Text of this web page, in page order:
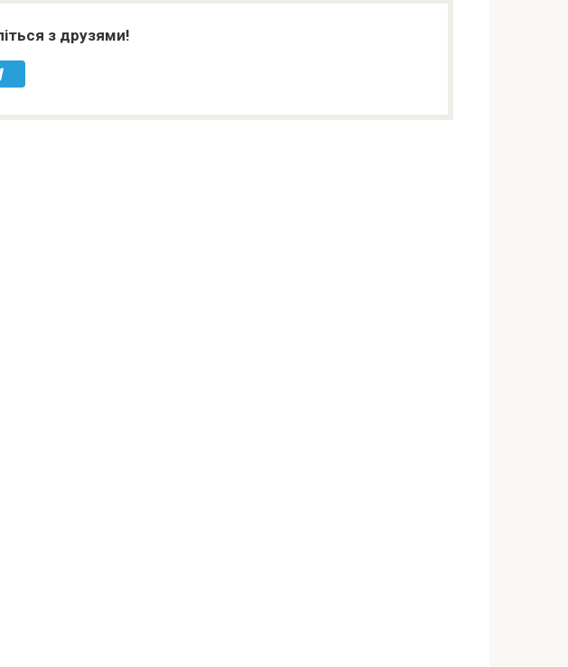
з друзями!